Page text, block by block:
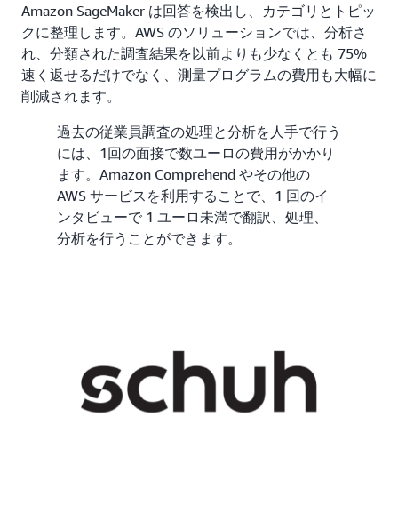
Amazon SageMaker は回答を検出し、カテゴリとトピッ
クに整理します。AWS のソリューションでは、分析さ
れ、分類された調査結果を以前よりも少なくとも 75%
速く返せるだけでなく、測量プログラムの費用も大幅に
削減されます。
過去の従業員調査の処理と分析を人手で行う
には、1回の面接で数ユーロの費用がかかり
ます。Amazon Comprehend やその他の
AWS サービスを利用することで、1 回のイ
ンタビューで 1 ユーロ未満で翻訳、処理、
分析を行うことができます。